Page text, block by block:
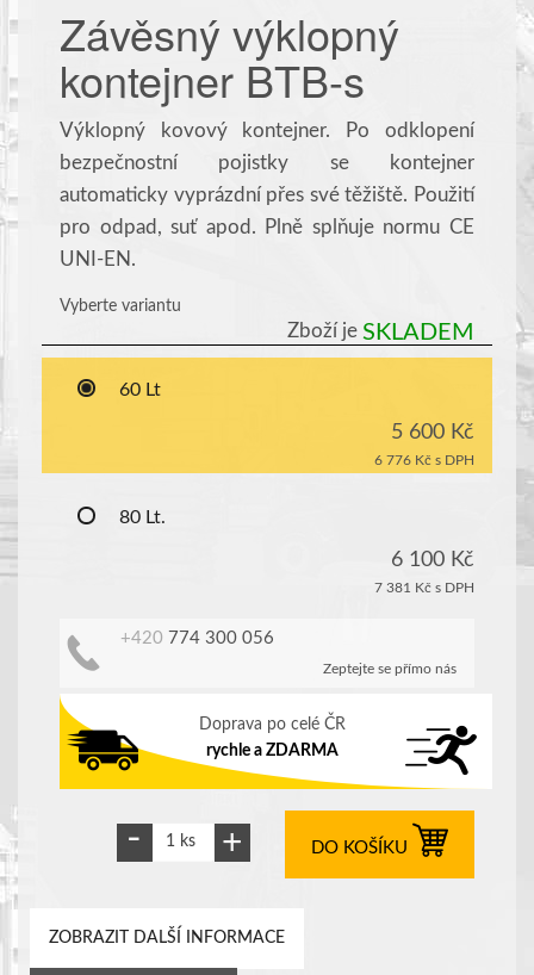
Závěsný výklopný
kontejner BTB-s
Výklopný kovový kontejner. Po odklopení
bezpečnostní pojistky se kontejner
automaticky vyprázdní přes své těžiště. Použití
pro odpad, suť apod. Plně splňuje normu CE
UNI-EN.
Vyberte variantu
Zboží je SKLADEM
60 Lt
5 600 Kč
6 776 Kč s DPH
80 Lt.
6 100 Kč
7 381 Kč s DPH
+420 774 300 056
Zeptejte se přímo nás
Doprava po celé ČR
rychle a ZDARMA
DO KOŠÍKU
ZOBRAZIT DALŠÍ INFORMACE